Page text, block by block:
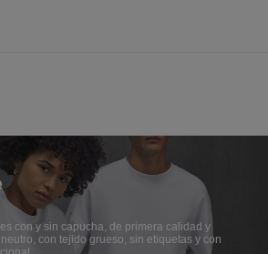
con y sin capucha, de primera calidad y
con tejido grueso, sin etiquetas y con